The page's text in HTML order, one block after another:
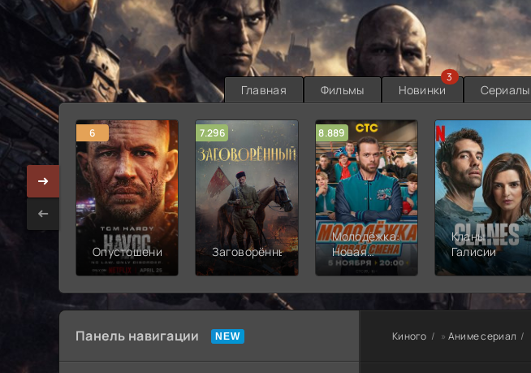
Главная Фильмы Новинки
3
Сериалы
6
Опустошение
7.296
Заговорённый
8.889
Молодёжка:
Новая
смена
Кланы
Галисии
Панель навигации Киного » Аниме сериал